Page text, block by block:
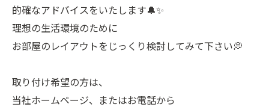
的確なアドバイスをいたします🔔✨
理想の生活環境のために
お部屋のレイアウトをじっくり検討してみて下さい💭
取り付け希望の方は、
当社ホームページ、またはお電話から